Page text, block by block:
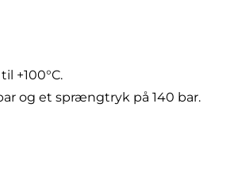
+100°C.
og et sprængtryk på 140 bar.